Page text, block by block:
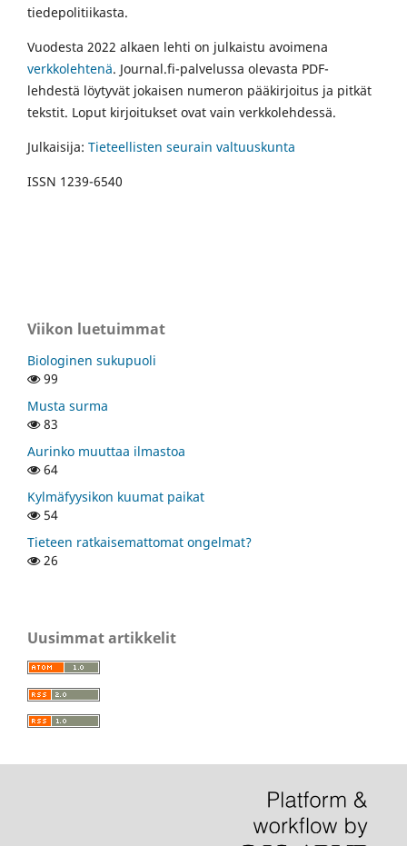
tiedepolitiikasta.
Vuodesta 2022 alkaen lehti on julkaistu avoimena
verkkolehtenä. Journal.fi-palvelussa olevasta PDF-
lehdestä löytyvät jokaisen numeron pääkirjoitus ja pitkät
tekstit. Loput kirjoitukset ovat vain verkkolehdessä.
Julkaisija: Tieteellisten seurain valtuuskunta
ISSN 1239-6540
Viikon luetuimmat
Biologinen sukupuoli
99
Musta surma
83
Aurinko muuttaa ilmastoa
64
Kylmäfyysikon kuumat paikat
54
Tieteen ratkaisemattomat ongelmat?
26
Uusimmat artikkelit